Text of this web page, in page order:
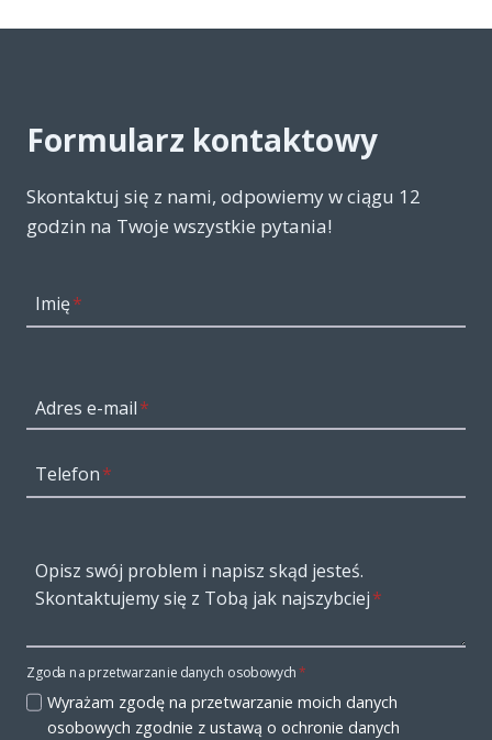
Formularz kontaktowy
Skontaktuj się z nami, odpowiemy w ciągu 12
godzin na Twoje wszystkie pytania!
Imię*
Adres e-mail*
Telefon*
Opisz swój problem i napisz skąd jesteś.
Skontaktujemy się z Tobą jak najszybciej*
Zgoda na przetwarzanie danych osobowych*
Wyrażam zgodę na przetwarzanie moich danych
osobowych zgodnie z ustawą o ochronie danych